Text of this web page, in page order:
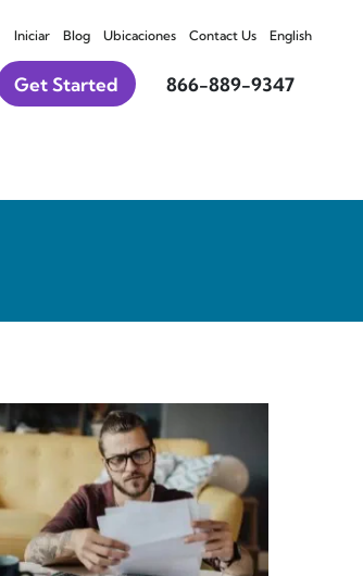
Iniciar Blog Ubicaciones Contact Us English
Get Started 866-889-9347